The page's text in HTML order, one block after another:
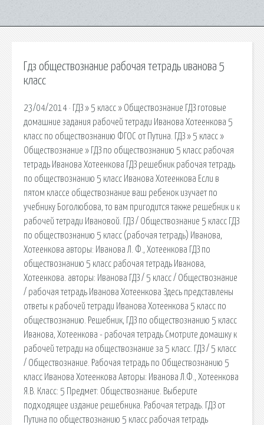
Гдз обществознание рабочая тетрадь иванова 5
класс
23/04/2014 · ГДЗ » 5 класс » Обществознание ГДЗ готовые
домашние задания рабочей тетради Иванова Хотеенкова 5
класс по обществознанию ФГОС от Путина. ГДЗ » 5 класс »
Обществознание » ГДЗ по обществознанию 5 класс рабочая
тетрадь Иванова Хотеенкова ГДЗ решебник рабочая тетрадь
по обществознанию 5 класс Иванова Хотеенкова Если в
пятом классе обществознание ваш ребенок изучает по
учебнику Боголюбова, то вам пригодится также решебник и к
рабочей тетради Ивановой. ГДЗ / Обществознание 5 класс ГДЗ
по обществознанию 5 класс (рабочая тетрадь) Иванова,
Хотеенкова авторы: Иванова Л. Ф., Хотеенкова ГДЗ по
обществознанию 5 класс рабочая тетрадь Иванова,
Хотеенкова. авторы: Иванова ГДЗ / 5 класс / Обществознание
/ рабочая тетрадь Иванова Хотеенкова Здесь представлены
ответы к рабочей тетради Иванова Хотеенкова 5 класс по
обществознанию. Решебник, ГДЗ по обществознанию 5 класс
Иванова, Хотеенкова - рабочая тетрадь Смотрите домашку к
рабочей тетради на обществознание за 5 класс. ГДЗ / 5 класс
/ Обществознание. Рабочая тетрадь по Обществознанию 5
класс Иванова Хотеенкова Авторы: Иванова Л.Ф., Хотеенкова
Я.В. Класс: 5 Предмет: Обществознание. Выберите
подходящее издание решебника. Рабочая тетрадь. ГДЗ от
Путина по обществознанию 5 класс рабочая тетрадь